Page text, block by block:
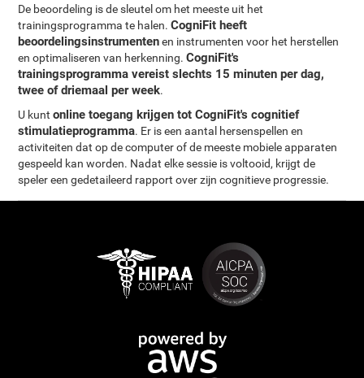
De beoordeling is de sleutel om het meeste uit het
trainingsprogramma te halen.CogniFit heeft
beoordelingsinstrumentenen instrumenten voor het herstellen
en optimaliseren van herkenning.CogniFit's
trainingsprogramma vereist slechts 15 minuten per dag,
twee of driemaal per week.
U kuntonline toegang krijgen tot CogniFit's cognitief
stimulatieprogramma. Er is een aantal hersenspellen en
activiteiten dat op de computer of de meeste mobiele apparaten
gespeeld kan worden. Nadat elke sessie is voltooid, krijgt de
speler een gedetaileerd rapport over zijn cognitieve progressie.